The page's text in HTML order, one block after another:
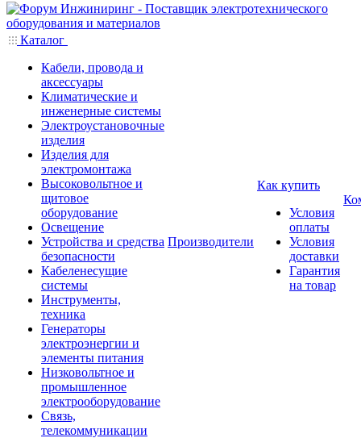
Каталог
Кабели, провода и
аксессуары
Климатические и
инженерные системы
Электроустановочные
изделия
Изделия для
электромонтажа
Высоковольтное и
щитовое
оборудование
Освещение
Устройства и средства
безопасности
Кабеленесущие
системы
Инструменты,
техника
Генераторы
электроэнергии и
элементы питания
Низковольтное и
промышленное
электрооборудование
Связь,
телекоммуникации
Производители
Как купить
Условия
оплаты
Условия
доставки
Гарантия
на товар